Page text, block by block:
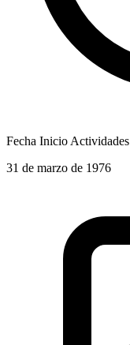
Fecha Inicio Actividades
31 de marzo de 1976